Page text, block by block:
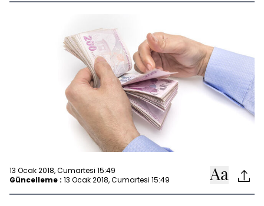
13 Ocak 2018, Cumartesi 15:49
Güncelleme : 13 Ocak 2018, Cumartesi 15:49